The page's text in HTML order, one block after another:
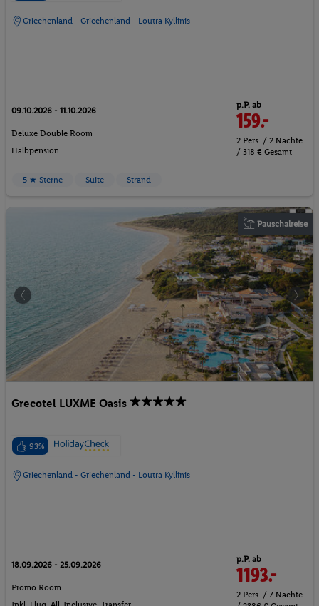
Griechenland - Griechenland - Loutra Kyllinis
09.10.2026 - 11.10.2026
Deluxe Double Room
Halbpension
p.P. ab
159.-
2 Pers. / 2 Nächte
/ 318 € Gesamt
5 ★ Sterne Suite Strand
Pauschalreise
Grecotel LUXME Oasis
93%
Griechenland - Griechenland - Loutra Kyllinis
18.09.2026 - 25.09.2026
Promo Room
p.P. ab
1193.-
2 Pers. / 7 Nächte